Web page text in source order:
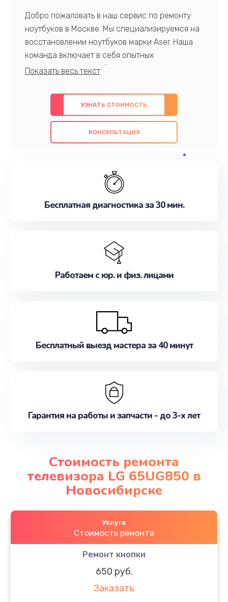
Добро пожаловать в наш сервис по ремонту
ноутбуков в Москве. Мы специализируемся на
восстановлении ноутбуков марки Aser. Наша
команда включает в себя опытных
профессионалов с обширными знаниями и
предлагаем быстрый и качественный ремонт с
использованием оригинальных компонентов, а
также гарантируем качество всех
проведенных работ. Наша цель - предоставить
наилучшим образом. Не медлите записаться на
УЗНАТЬ СТОИМОСТЬ
КОНСУЛЬТАЦИЯ
Бесплатная диагностика за 30 мин.
Работаем с юр. и физ. лицами
Бесплатный выезд мастера за 40 минут
Гарантия на работы и запчасти - до 3-х лет
Стоимость ремонта
телевизора LG 65UG850 в
Новосибирске
Услуга
Стоимость ремонта
Ремонт кнопки
650 руб.
Заказать